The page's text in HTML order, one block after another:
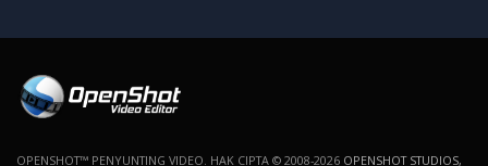
OPENSHOT™ PENYUNTING VIDEO. HAK CIPTA © 2008-2026 OPENSHOT STUDIOS,